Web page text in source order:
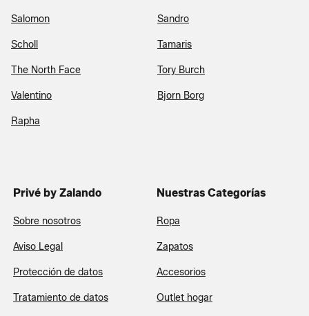
Salomon Sandro
Scholl Tamaris
The North Face Tory Burch
Valentino Bjorn Borg
Rapha
Privé by Zalando
Sobre nosotros
Aviso Legal
Protección de datos
Tratamiento de datos
Nuestras Categorías
Ropa
Zapatos
Accesorios
Outlet hogar